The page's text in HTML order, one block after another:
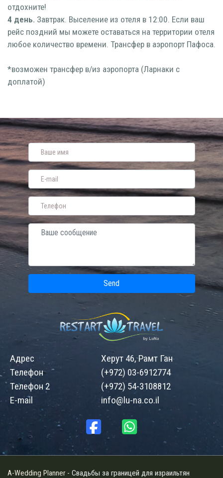
отдохните!
4 день. Завтрак. Выселение из отеля в 12:00. Если ваш
рейс поздний мы можете оставаться на территории отеля
любое количество времени. Трансфер в аэропорт Пафоса.
*возможен трансфер в/из аэропорта (Ларнаки с
доплатой)
Адрес
Херут 46, Рамт Ган
Телефон
(+972) 03-6912774
Телефон 2
(+972) 54-3108812
E-mail
info@lu-na.co.il
Send
A-Wedding Planner - Свадьбы за границей для израильтян